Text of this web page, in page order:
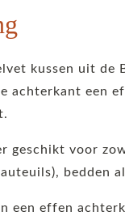
kussen uit de
achterkant een
geschikt voor
bedden
een effen